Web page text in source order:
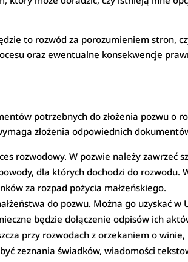
to rozwód za porozumieniem stron,
oraz ewentualne konsekwencje
potrzebnych do złożenia pozwu o
złożenia odpowiednich
rozwodowy. W pozwie należy zawrzeć
dla których dochodzi do rozwodu.
za rozpad pożycia małżeńskiego.
do pozwu. Można go uzyskać w
będzie dołączenie odpisów ich
przy rozwodach z orzekaniem o
zeznania świadków, wiadomości